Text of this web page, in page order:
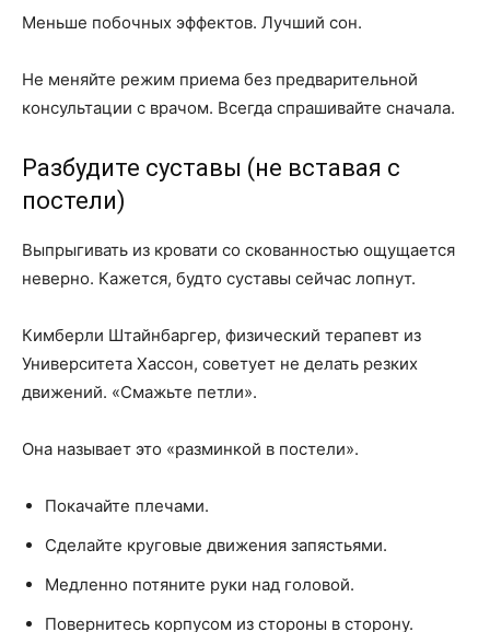
Меньше побочных эффектов. Лучший сон.
Не меняйте режим приема без предварительной
консультации с врачом. Всегда спрашивайте сначала.
Разбудите суставы (не вставая с
постели)
Выпрыгивать из кровати со скованностью ощущается
неверно. Кажется, будто суставы сейчас лопнут.
Кимберли Штайнбаргер, физический терапевт из
Университета Хассон, советует не делать резких
движений. «Смажьте петли».
Она называет это «разминкой в постели».
Покачайте плечами.
Сделайте круговые движения запястьями.
Медленно потяните руки над головой.
Повернитесь корпусом из стороны в сторону.